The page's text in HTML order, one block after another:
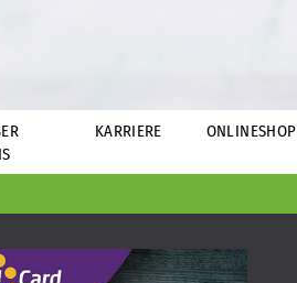
KARRIERE ONLINESHOP